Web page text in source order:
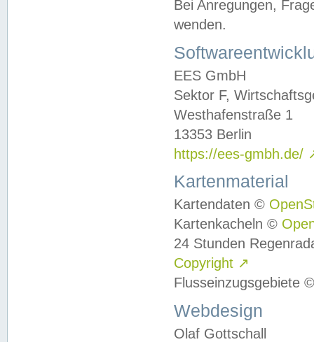
Bei Anregungen,
wenden.
EES GmbH
Sektor F,
Westhafenstraße 1
13353 Berlin
https://ees-gmbh.de/
Kartenmaterial
Kartendaten ©
Kartenkacheln ©
24 Stunden
Copyright ↗
Flusseinzugsgebiete
Webdesign
Olaf Gottschall